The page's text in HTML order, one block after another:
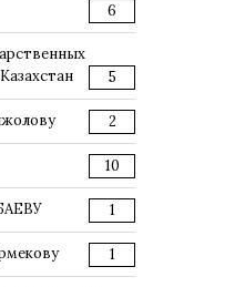
6
5
2
10
1
1